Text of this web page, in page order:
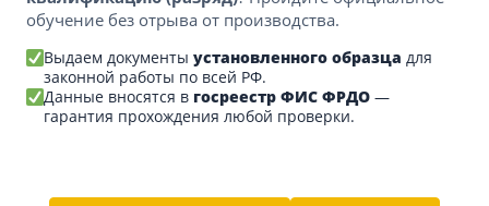
обучение без отрыва от производства.
Выдаем документы установленного образца для
законной работы по всей РФ.
Данные вносятся в госреестр ФИС ФРДО —
гарантия прохождения любой проверки.